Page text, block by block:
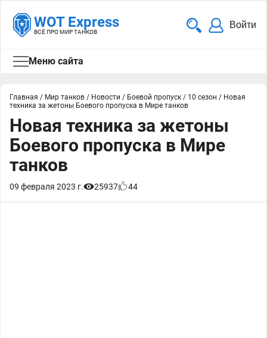
WOT Express
ВСЁ ПРО МИР ТАНКОВ
Войти
Меню сайта
Главная / Мир танков / Новости / Боевой пропуск / 10 сезон / Новая
техника за жетоны Боевого пропуска в Мире танков
Новая техника за жетоны
Боевого пропуска в Мире
танков
09 февраля 2023 г. 25937 44